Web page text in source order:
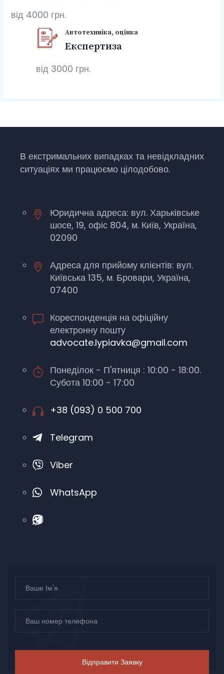
від 4000 грн.
Автотехниіка, оцінка
Експертиза
від 3000 грн.
В екстримальних випадках та невідкладних
ситуаціях ми працюємо цілодобово.
Юридична адреса: вул. Харьківське
шосе, 19, офіс 804, м. Київ, Україна,
02090
Адреса для прийому клієнтів: вул.
Київська 135, м. Бровари, Україна,
07400
Кореспонденція на офіційну
електронну пошту
advocate.lypiavka@gmail.com
Понеділок - П'ятниця : 10:00 - 18:00.
Субота 10:00 - 17:00
+38 (093) 0 500 700
Telegram
Viber
WhatsApp